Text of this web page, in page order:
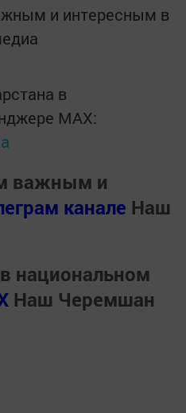
и интересным в
в
MАХ:
важным и
канале Наш
национальном
Наш Черемшан